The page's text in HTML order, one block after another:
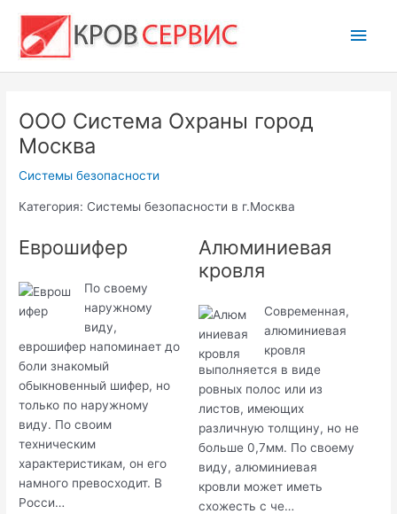
содержимому
ООО Система Охраны город
Москва
Системы безопасности
Категория: Системы безопасности в г.Москва
Еврошифер
По своему
наружному
виду,
еврошифер напоминает до
боли знакомый
обыкновенный шифер, но
только по наружному
виду. По своим
техническим
характеристикам, он его
намного превосходит. В
Росси…
Алюминиевая
кровля
Современная,
алюминиевая
кровля
выполняется в виде
ровных полос или из
листов, имеющих
различную толщину, но не
больше 0,7мм. По своему
виду, алюминиевая
кровли может иметь
схожесть с че…